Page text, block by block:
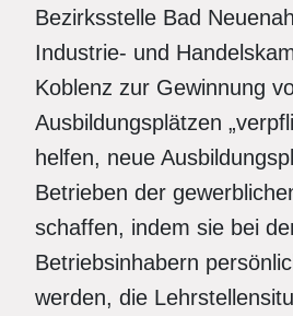
Bezirksstelle Bad
Industrie- und
Koblenz zur Gewinnung
Ausbildungsplätzen
helfen, neue
Betrieben der
schaffen, indem sie bei
Betriebsinhabern
werden, die